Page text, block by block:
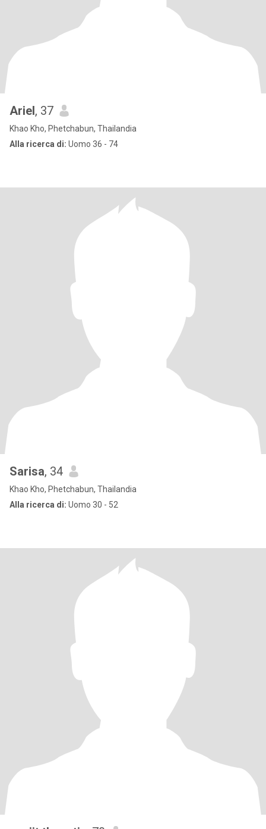
Ariel, 37
Khao Kho, Phetchabun, Thailandia
Alla ricerca di: Uomo 36 - 74
Sarisa, 34
Khao Kho, Phetchabun, Thailandia
Alla ricerca di: Uomo 30 - 52